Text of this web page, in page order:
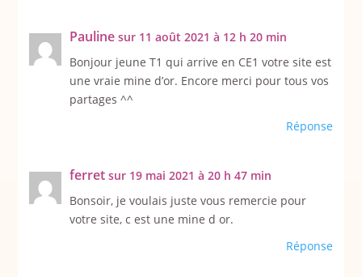
Pauline sur 11 août 2021 à 12 h 20 min
Bonjour jeune T1 qui arrive en CE1 votre site est
une vraie mine d’or. Encore merci pour tous vos
partages ^^
Réponse
ferret sur 19 mai 2021 à 20 h 47 min
Bonsoir, je voulais juste vous remercie pour
votre site, c est une mine d or.
Réponse